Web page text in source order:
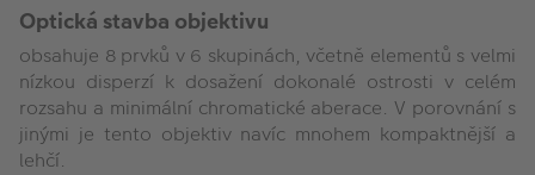
Optická stavba objektivu
obsahuje 8 prvků v 6 skupinách, včetně elementů s velmi
nízkou disperzí k dosažení dokonalé ostrosti v celém
rozsahu a minimální chromatické aberace. V porovnání s
jinými je tento objektiv navíc mnohem kompaktnější a
lehčí.